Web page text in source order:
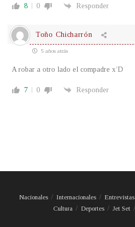
8 0 Responder
Toño Chicharrón
5 años atrás
A robar a otro lado el compadre x’D
7 0 Responder
Nacionales Internacionales Entrevistas
Cultura
Deportes Jet Set